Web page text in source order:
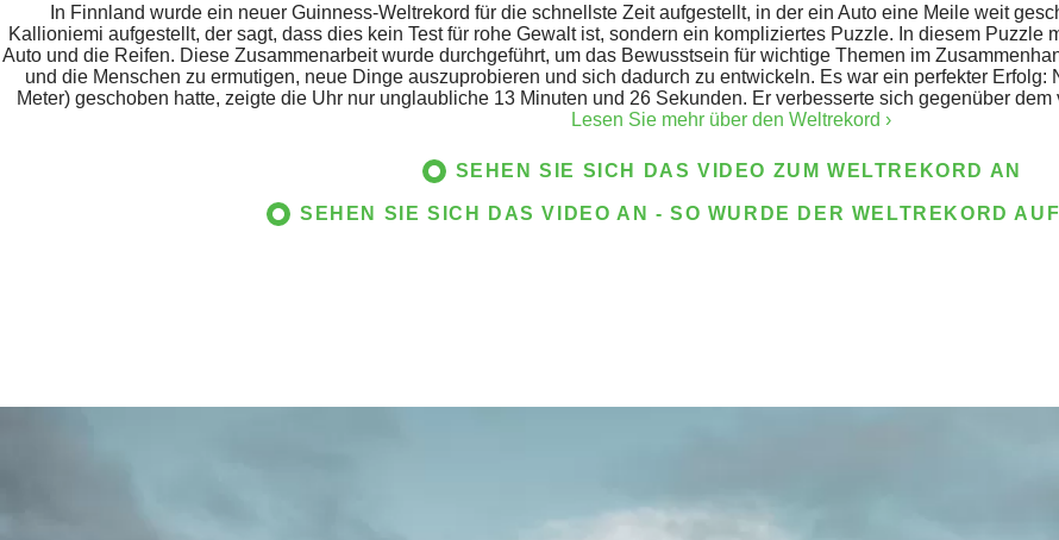
In Finnland wurde ein neuer Guinness-Weltrekord für die schnellste Zeit aufgestellt, in der ein Auto eine Meile weit
Kallioniemi aufgestellt, der sagt, dass dies kein Test für rohe Gewalt ist, sondern ein kompliziertes Puzzle. In diesem Puzzle
Auto und die Reifen. Diese Zusammenarbeit wurde durchgeführt, um das Bewusstsein für wichtige Themen im
und die Menschen zu ermutigen, neue Dinge auszuprobieren und sich dadurch zu entwickeln. Es war ein perfekter
Meter) geschoben hatte, zeigte die Uhr nur unglaubliche 13 Minuten und 26 Sekunden. Er verbesserte sich gegenüber
Lesen Sie mehr über den Weltrekord ›
SEHEN SIE SICH DAS VIDEO ZUM WELTREKORD AN
SEHEN SIE SICH DAS VIDEO AN - SO WURDE DER WELTREKORD